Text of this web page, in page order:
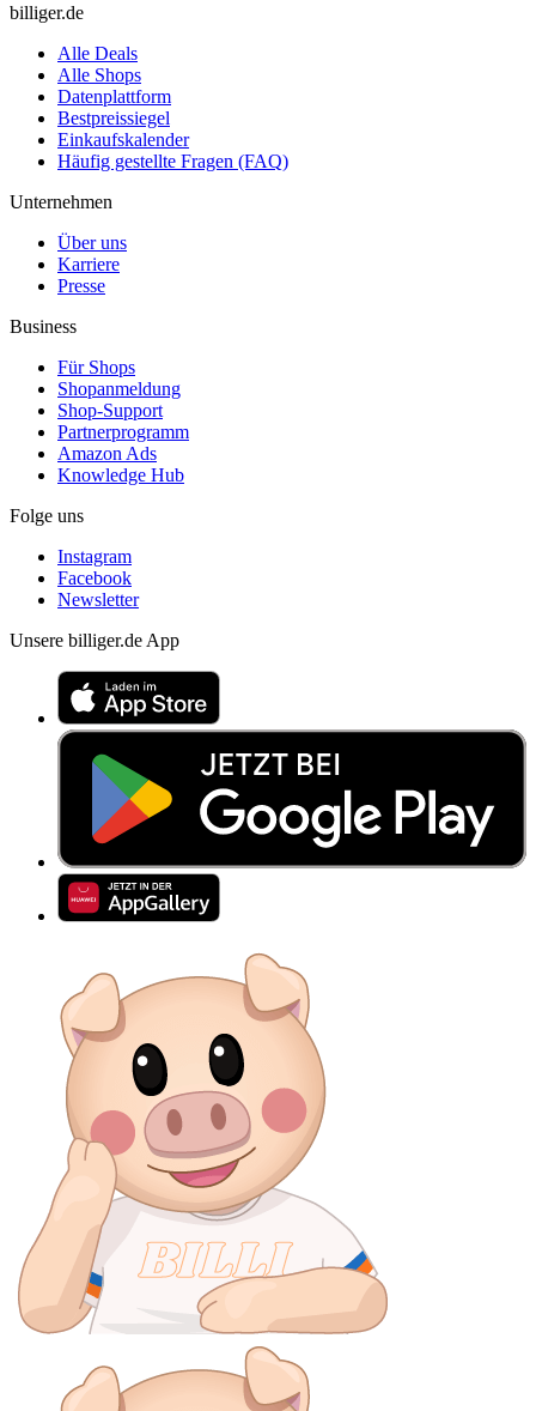
billiger.de
Alle Deals
Alle Shops
Datenplattform
Bestpreissiegel
Einkaufskalender
Häufig gestellte Fragen (FAQ)
Unternehmen
Über uns
Karriere
Presse
Business
Für Shops
Shopanmeldung
Shop-Support
Partnerprogramm
Amazon Ads
Knowledge Hub
Folge uns
Instagram
Facebook
Newsletter
Unsere billiger.de App